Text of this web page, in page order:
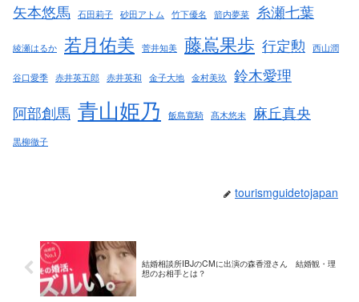
矢本悠馬 石田莉子 砂田アトム 竹下優名 箭内夢菜 糸瀬七葉
綾瀬はるか 若月佑美 菅井知美 藤嶌果歩 行定勲 西山潤
谷口愛季 赤井英五郎 赤井英和 金子大地 金村美玖
鈴木愛理
阿部創馬 青山姫乃 飯島寛騎 髙木悠未 麻丘真央
黒柳徹子
tourismguidetojapan
結婚相談所IBJのCMに出演の森香澄さん 結婚観・理
想のお相手とは？